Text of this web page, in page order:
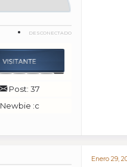
DESCONECTADO
Post: 37
Newbie :c
Enero 29,